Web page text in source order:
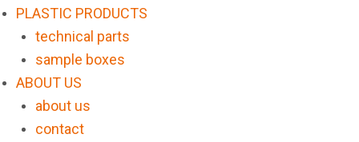
PLASTIC PRODUCTS
technical parts
sample boxes
ABOUT US
about us
contact